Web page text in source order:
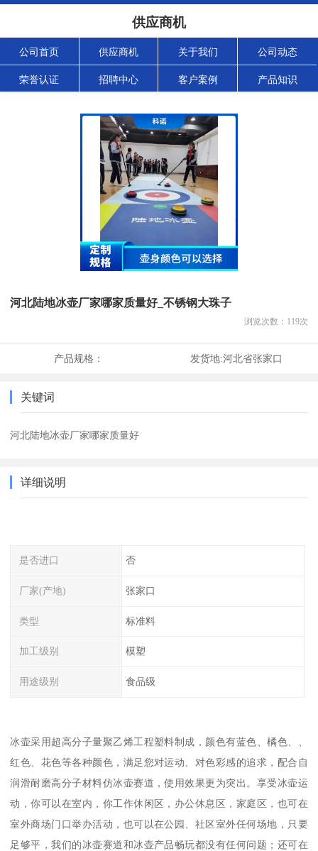
供应商机
公司首页 供应商机 关于我们 公司动态
荣誉认证 招聘中心 客户案例 产品知识
河北陆地冰壶厂家哪家质量好_不锈钢大珠子
浏览次数： 119次
产品规格： 发货地:河北省张家口
关键词
河北陆地冰壶厂家哪家质量好
详细说明
是否进口 否
厂家(产地) 张家口
类型 标准料
加工级别 模塑
用途级别 食品级
冰壶采用超高分子量聚乙烯工程塑料制成，颜色有蓝色、橘色、、
红色、花色等各种颜色，满足您对运动、对色彩感的追求，配合自
润滑耐磨高分子材料仿冰壶赛道，使用效果更为突出。享受冰壶运
动，你可以在室内，你工作休闲区，办公休息区，家庭区，也可在
室外商场门口举办活动，也可以在公园、社区室外任何场地，只要
足够平，我们的冰壶赛道和冰壶产品畅玩都没有任何问题；还可在